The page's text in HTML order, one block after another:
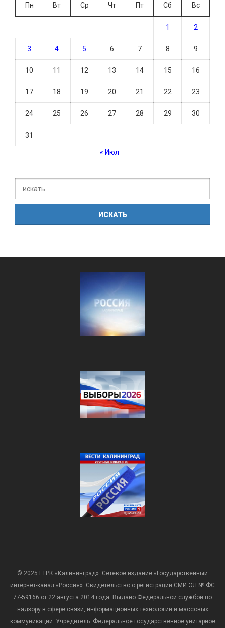
Пн
Вт Ср Чт Пт Сб Вс
1 2
3 4 5 6 7 8 9
10 11 12 13 14 15 16
17 18 19 20 21 22 23
24 25 26 27 28 29 30
31
« Июл
© 2025 ГТРК «Калининград». Сетевое издание «Государственный
интернет-канал «Россия». Свидетельство о регистрации СМИ ЭЛ № ФС
77-59166 от 22 августа 2014 года. Выдано Федеральной службой по
надзору в сфере связи, информационных технологий и массовых
коммуникаций. Учредитель: Федеральное государственное унитарное